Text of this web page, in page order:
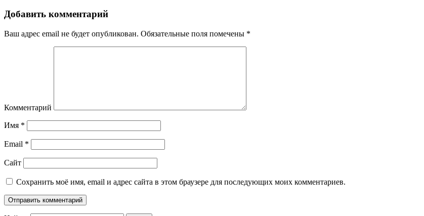
Добавить комментарий
Ваш адрес email не будет опубликован. Обязательные поля помечены *
Комментарий
Имя *
Email *
Сайт
Сохранить моё имя, email и адрес сайта в этом браузере для последующих моих комментариев.